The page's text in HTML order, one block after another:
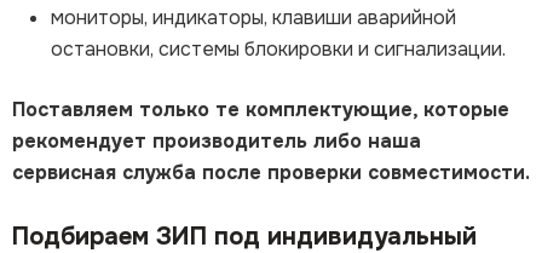
мониторы, индикаторы, клавиши аварийной
остановки, системы блокировки и сигнализации.
Поставляем только те комплектующие, которые
рекомендует производитель либо наша
сервисная служба после проверки совместимости.
Подбираем ЗИП под индивидуальный